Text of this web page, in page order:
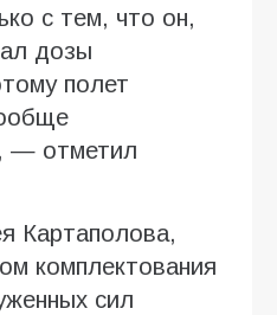
с тем, что он,
дозы
полет
— отметил
Картаполова,
комплектования
сил